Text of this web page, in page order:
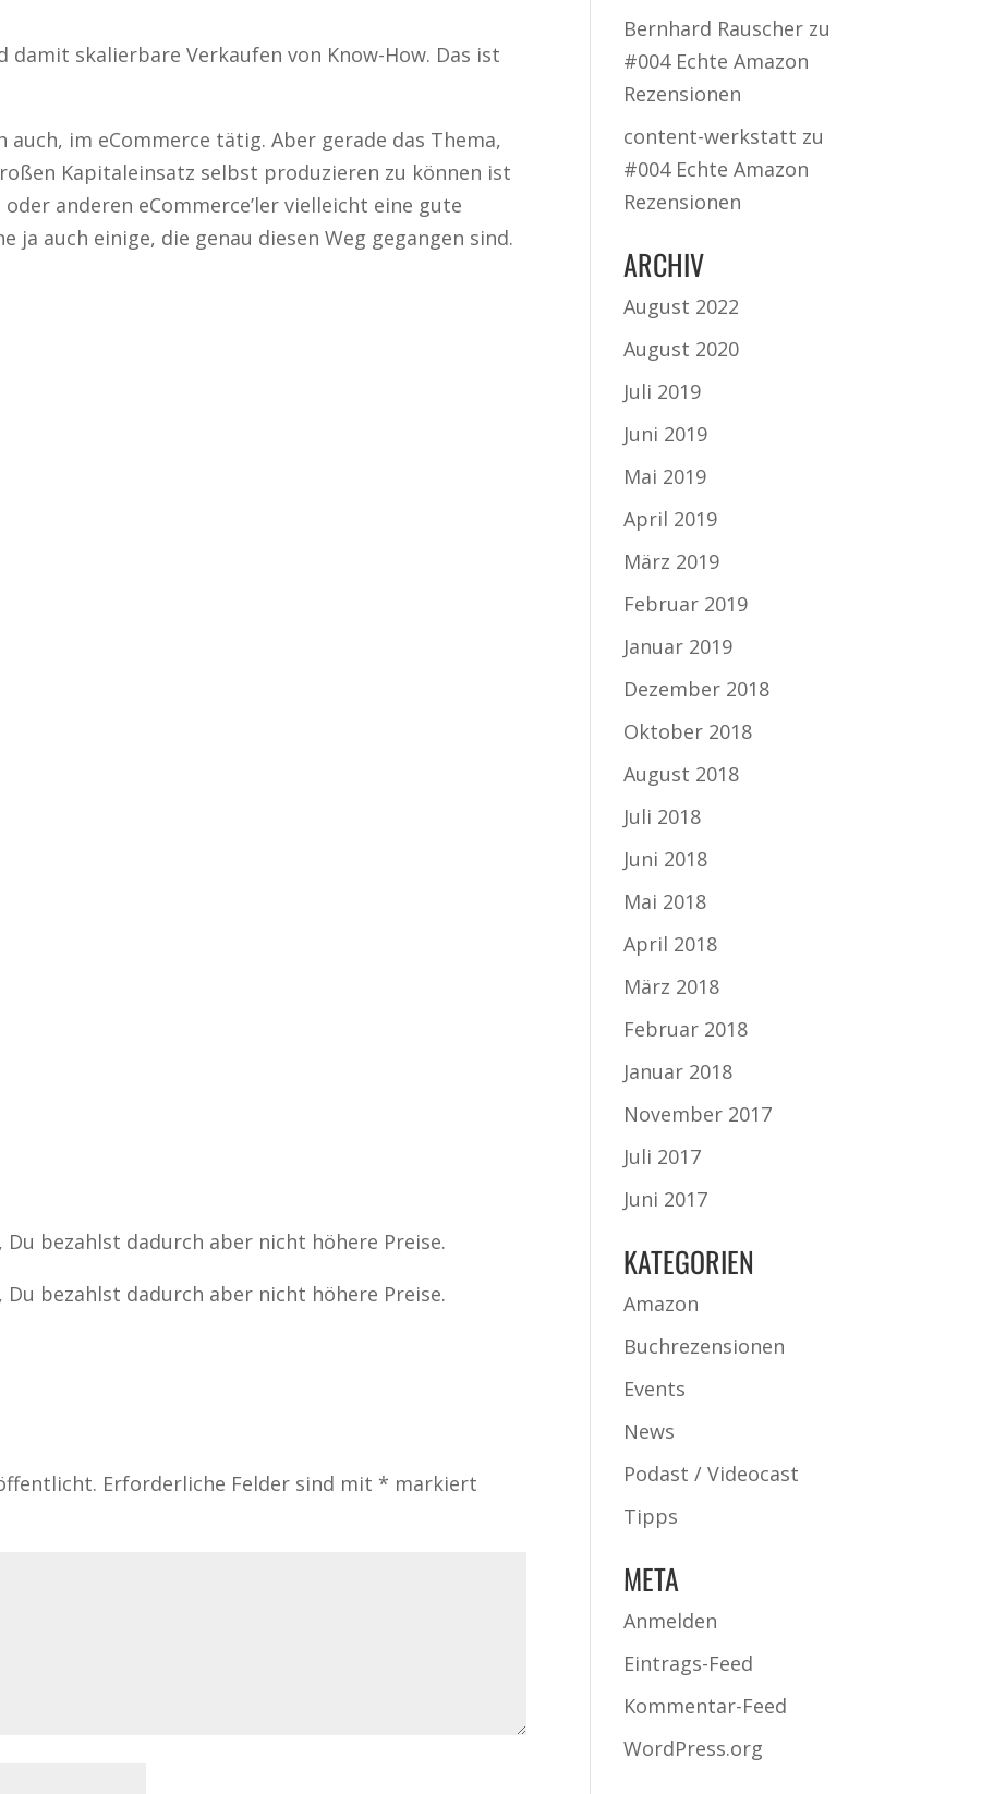
skalierbare Verkaufen von Know-How. Das ist
auch, im eCommerce tätig. Aber gerade das Thema,
Kapitaleinsatz selbst produzieren zu können ist
anderen eCommerce’ler vielleicht eine gute
ja auch einige, die genau diesen Weg gegangen sind.
bezahlst dadurch aber nicht höhere Preise.
bezahlst dadurch aber nicht höhere Preise.
Erforderliche Felder sind mit * markiert
Bernhard Rauscher zu
#004 Echte Amazon
Rezensionen
content-werkstatt zu
#004 Echte Amazon
Rezensionen
ARCHIV
August 2022
August 2020
Juli 2019
Juni 2019
Mai 2019
April 2019
März 2019
Februar 2019
Januar 2019
Dezember 2018
Oktober 2018
August 2018
Juli 2018
Juni 2018
Mai 2018
April 2018
März 2018
Februar 2018
Januar 2018
November 2017
Juli 2017
Juni 2017
KATEGORIEN
Amazon
Buchrezensionen
Events
News
Podast / Videocast
Tipps
META
Anmelden
Eintrags-Feed
Kommentar-Feed
WordPress.org